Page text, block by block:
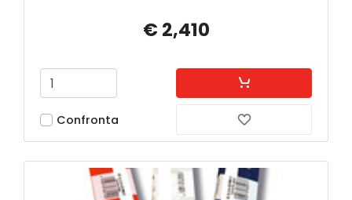
€ 2,410
Confronta